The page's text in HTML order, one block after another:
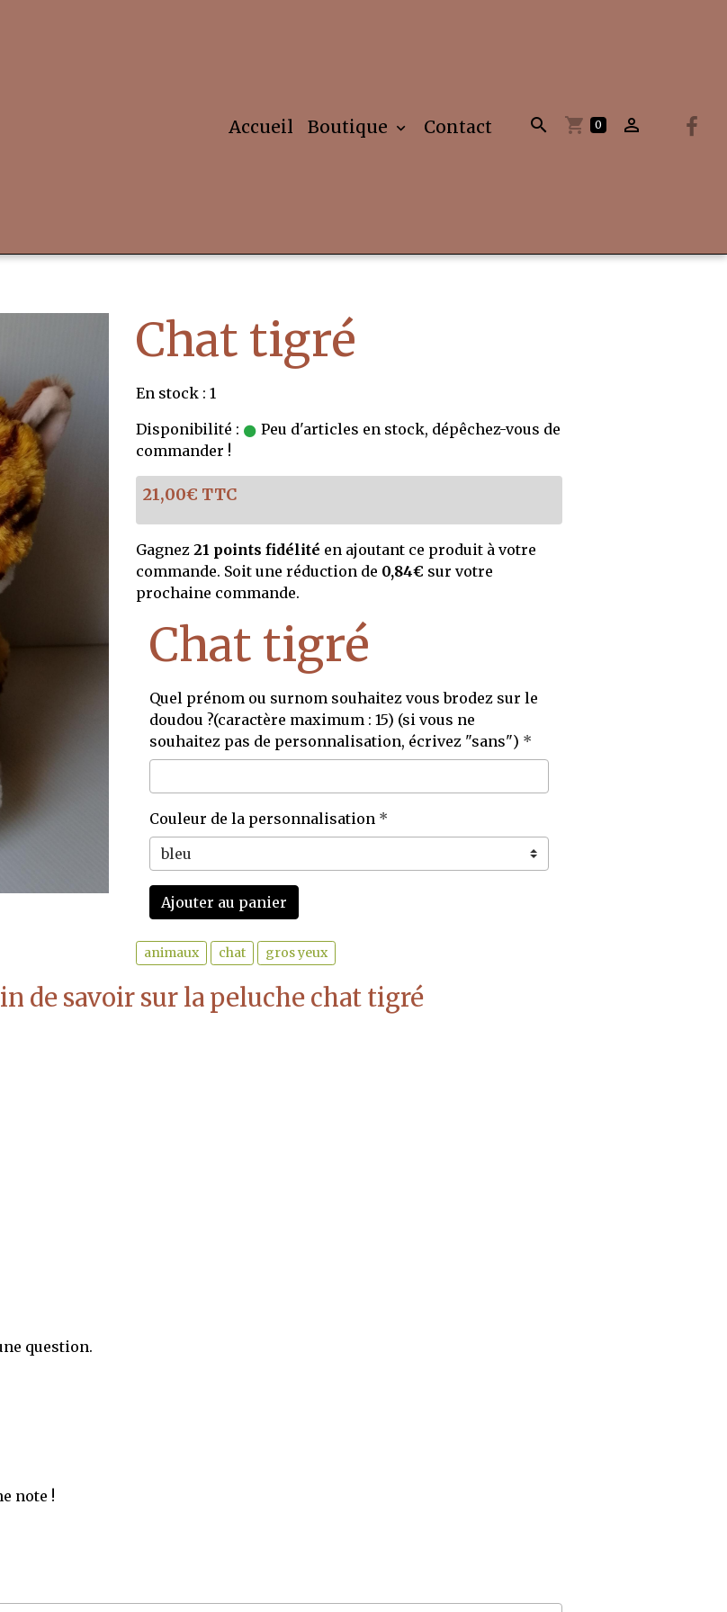
Accueil Boutique Contact 0
Chat tigré
En stock : 1
Disponibilité :
Peu d'articles en stock, dépêchez-vous de
commander !
21,00€ TTC
Gagnez 21 points fidélité en ajoutant ce produit à votre
commande. Soit une réduction de 0,84€ sur votre
prochaine commande.
Chat tigré
Quel prénom ou surnom souhaitez vous brodez sur le
doudou ?(caractère maximum : 15) (si vous ne
souhaitez pas de personnalisation, écrivez "sans")
Couleur de la personnalisation
Ajouter au panier
animaux chat gros yeux
de savoir sur la peluche chat tigré
question.
note !